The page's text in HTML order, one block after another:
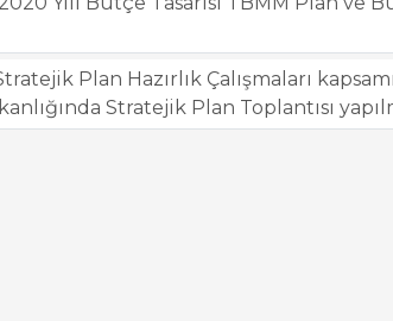
Plan Hazırlık Çalışmaları
Stratejik Plan Toplantısı